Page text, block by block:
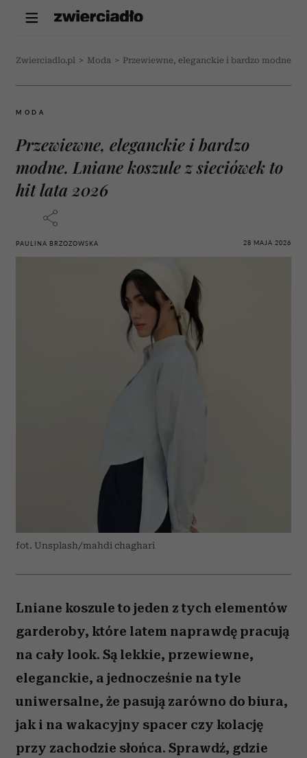
Zwierciadlo.pl > Moda > Przewiewne, eleganckie i bardzo modne.
MODA
Przewiewne, eleganckie i bardzo
modne. Lniane koszule z sieciówek to
hit lata 2026
PAULINA BRZOZOWSKA 28 MAJA 2026
fot. Unsplash/mahdi chaghari
Lniane koszule to jeden z tych elementów
garderoby, które latem naprawdę pracują
na cały look. Są lekkie, przewiewne,
eleganckie, a jednocześnie na tyle
uniwersalne, że pasują zarówno do biura,
jak i na wakacyjny spacer czy kolację
przy zachodzie słońca. Sprawdź, gdzie